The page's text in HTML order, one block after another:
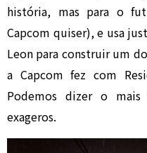
história, mas para o
Capcom quiser), e usa
Leon para construir um
a Capcom fez com
Podemos dizer o
exageros.